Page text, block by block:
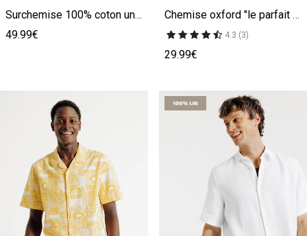
Surchemise 100% coton unie
49.99€
Chemise oxford "le parfait by JULES"
4.3 (3)
29.99€